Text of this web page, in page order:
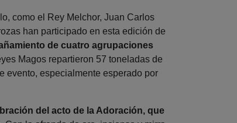
como el Rey Melchor, Juan Carlos
han participado en esta edición de
de cuatro agrupaciones
Magos repartieron 57 toneladas de
evento, especialmente esperado por
del acto de la Adoración, que